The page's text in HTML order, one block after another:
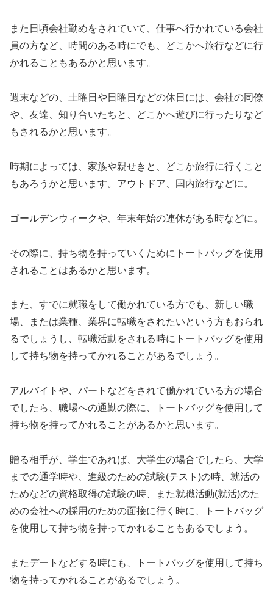
また日頃会社勤めをされていて、仕事へ行かれている会社
員の方など、時間のある時にでも、どこかへ旅行などに行
かれることもあるかと思います。
週末などの、土曜日や日曜日などの休日には、会社の同僚
や、友達、知り合いたちと、どこかへ遊びに行ったりなど
もされるかと思います。
時期によっては、家族や親せきと、どこか旅行に行くこと
もあろうかと思います。アウトドア、国内旅行などに。
ゴールデンウィークや、年末年始の連休がある時などに。
その際に、持ち物を持っていくためにトートバッグを使用
されることはあるかと思います。
また、すでに就職をして働かれている方でも、新しい職
場、または業種、業界に転職をされたいという方もおられ
るでしょうし、転職活動をされる時にトートバッグを使用
して持ち物を持ってかれることがあるでしょう。
アルバイトや、パートなどをされて働かれている方の場合
でしたら、職場への通勤の際に、トートバッグを使用して
持ち物を持ってかれることがあるかと思います。
贈る相手が、学生であれば、大学生の場合でしたら、大学
までの通学時や、進級のための試験(テスト)の時、就活の
ためなどの資格取得の試験の時、また就職活動(就活)のた
めの会社への採用のための面接に行く時に、トートバッグ
を使用して持ち物を持ってかれることもあるでしょう。
またデートなどする時にも、トートバッグを使用して持ち
物を持ってかれることがあるでしょう。